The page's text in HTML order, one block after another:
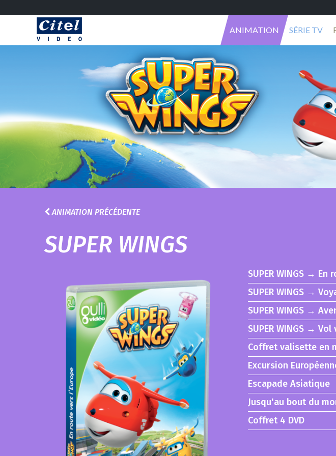
ANIMATION SÉRIE TV
ANIMATION PRÉCÉDENTE
SUPER WINGS
SUPER WINGS →
SUPER WINGS →
SUPER WINGS →
SUPER WINGS →
Coffret valisette en
Excursion
Escapade Asiatique
Jusqu'au bout du
Coffret 4 DVD